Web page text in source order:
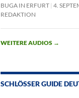
BUGA IN ERFURT 4.
REDAKTION
WEITERE AUDIOS →
SCHLÖSSER GUIDE